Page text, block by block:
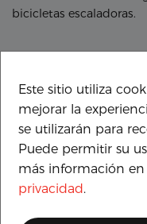
bicicletas escaladoras.
Este sitio utiliza
mejorar la
se utilizarán para
Puede permitir su
más información en
privacidad.